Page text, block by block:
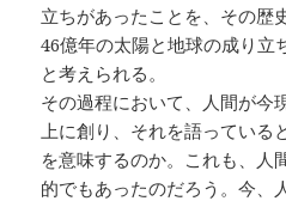
立ちがあったことを、その歴
46億年の太陽と地球の成り立
と考えられる。
その過程において、人間が今
上に創り、それを語ってい
を意味するのか。これも、人
的でもあったのだろう。今、